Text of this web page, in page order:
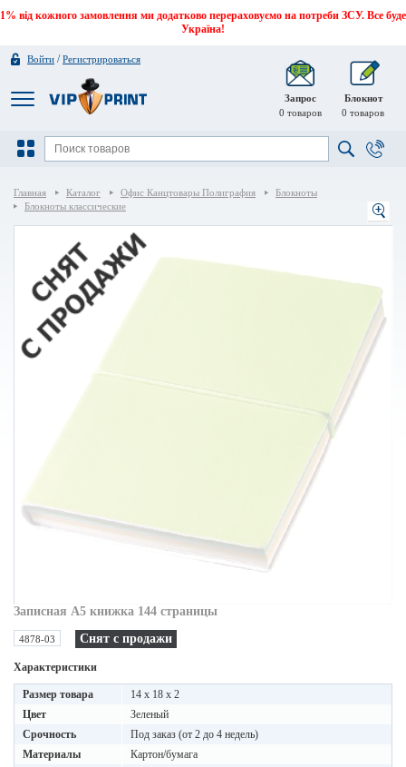
1% від кожного замовлення ми додатково перераховуємо на потреби ЗСУ. Все буде
Україна!
Войти /Регистрироваться
Запрос
0 товаров
Блокнот
0 товаров
Главная Каталог Офис Канцтовары Полиграфия
Блокноты
Блокноты классические
Записная A5 книжка 144 страницы
4878-03 Снят с продажи
Характеристики
Размер товара
14 x 18 x 2
Цвет
Зеленый
Срочность
Под заказ (от 2 до 4 недель)
Материалы
Картон/бумага